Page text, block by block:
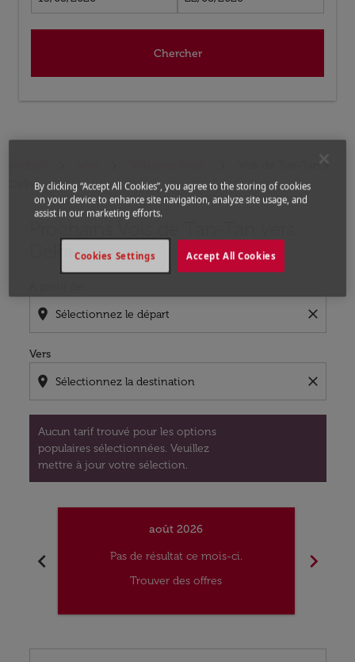
Chercher
Vols de Tan-Tan a
Delhi
location_on close
Vers
location_on close
Aucun tarif trouvé pour les options
populaires sélectionnées. Veuillez
mettre à jour votre sélection.
chevron_left
août 2026
Pas de résultat ce mois-ci.
Trouver des offres
chevron_right
By clicking “Accept All Cookies”, you agree to the storing of cookies
on your device to enhance site navigation, analyze site usage, and
assist in our marketing efforts.
Accept All Cookies
Cookies Settings